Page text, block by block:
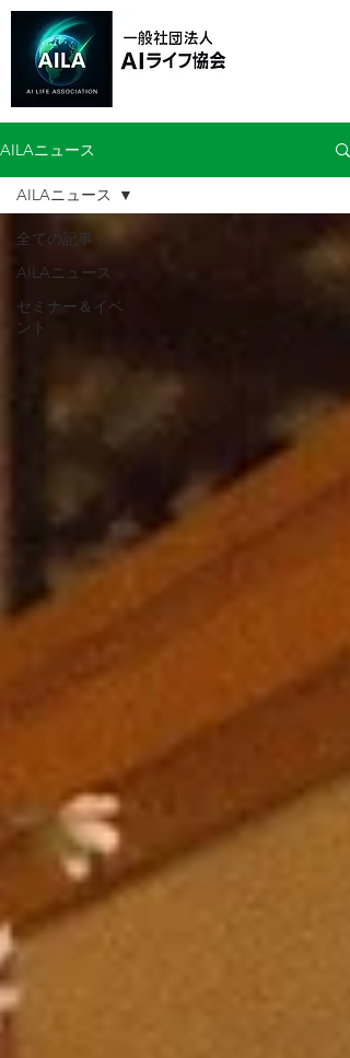
AILAニュース
全ての記事
AILAニュース
セミナー＆イベ
ント
AILAニュース